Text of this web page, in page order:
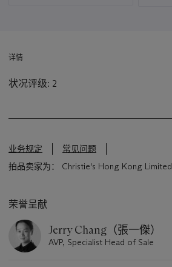
详情
状况评级: 2
业务规定
常见问题
拍品卖家为： Christie's Hong Kong Limited
荣誉呈献
Jerry Chang（張一傑）
AVP, Specialist Head of Sale